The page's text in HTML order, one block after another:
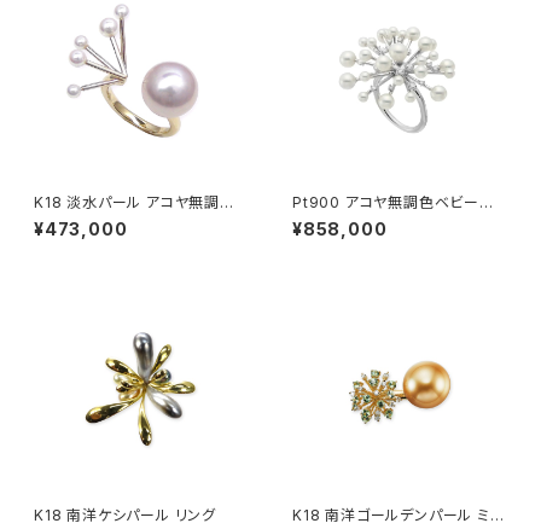
K18 淡水パール アコヤ無調色
ベビーパール リング
¥473,000
Pt900 アコヤ無調色ベビーパ
ール ダイヤモンド リング
¥858,000
K18 南洋ケシパール リング
K18 南洋ゴールデンパール ミン